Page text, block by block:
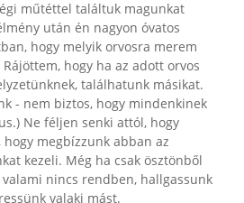
műtéttel találtuk magunkat
után én nagyon óvatos
hogy melyik orvosra merem
hogy ha az adott orvos
találhatunk másikat.
- nem biztos, hogy mindenkinek
Ne féljen senki attól, hogy
megbízzunk abban az
kezeli. Még ha csak ösztönből
nincs rendben, hallgassunk
valaki mást.